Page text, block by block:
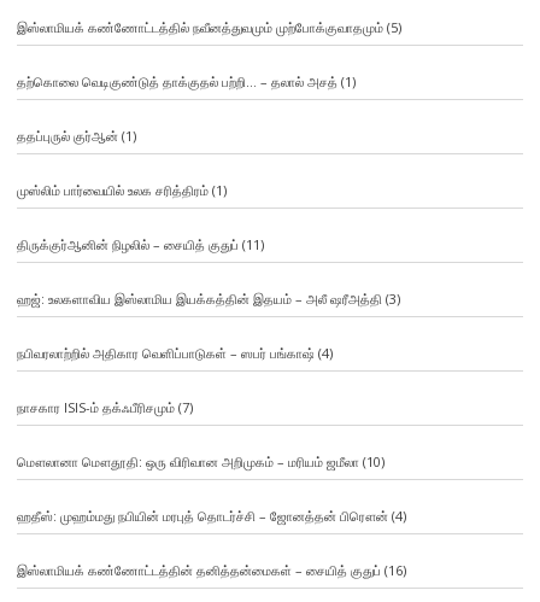
இஸ்லாமியக் கண்ணோட்டத்தில் நவீனத்துவமும் முற்போக்குவாதமும்(5)
தற்கொலை வெடிகுண்டுத் தாக்குதல் பற்றி… – தலால் அசத் (1)
ததப்புருல் குர்ஆன் (1)
முஸ்லிம் பார்வையில் உலக சரித்திரம்(1)
திருக்குர்ஆனின் நிழலில் – சையித் குதுப் (11)
ஹஜ்: உலகளாவிய இஸ்லாமிய இயக்கத்தின் இதயம் – அலீ ஷரீஅத்தி (3)
நபிவரலாற்றில் அதிகார வெளிப்பாடுகள் – ஸபர் பங்காஷ் (4)
நாசகார ISIS-ம் தக்ஃபீரிசமும்(7)
மௌலானா மௌதூதி: ஒரு விரிவான அறிமுகம் – மரியம் ஜமீலா (10)
ஹதீஸ்: முஹம்மது நபியின் மரபுத் தொடர்ச்சி – ஜோனத்தன் பிரௌன் (4)
இஸ்லாமியக் கண்ணோட்டத்தின் தனித்தன்மைகள் – சையித் குதுப் (16)